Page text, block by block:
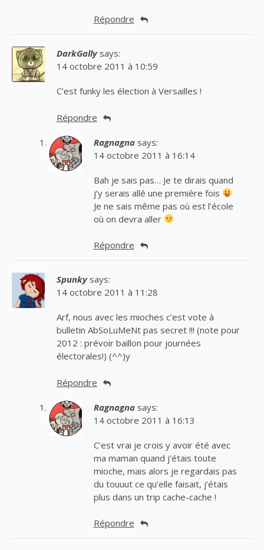
Répondre
DarkGally says:
14 octobre 2011 à 10:59
C’est funky les élection à Versailles !
Répondre
Ragnagna says:
14 octobre 2011 à 16:14
Bah je sais pas… Je te dirais quand
j’y serais allé une première fois
Je ne sais même pas où est l’école
où on devra aller
Répondre
Spunky says:
14 octobre 2011 à 11:28
Arf, nous avec les mioches c’est vote à
bulletin AbSoLuMeNt pas secret !!! (note pour
2012 : prévoir baillon pour journées
électorales!) (^^)y
Répondre
Ragnagna says:
14 octobre 2011 à 16:13
C’est vrai je crois y avoir été avec
ma maman quand j’étais toute
mioche, mais alors je regardais pas
du touuut ce qu’elle faisait, j’étais
plus dans un trip cache-cache !
Répondre